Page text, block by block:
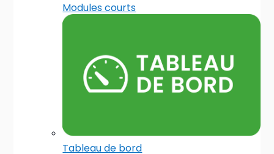
Modules courts
Tableau de bord